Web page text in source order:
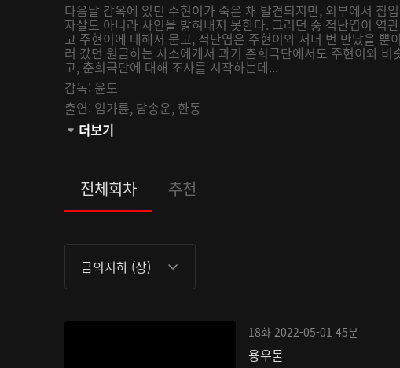
다음날 감옥에 있던 주현이가 죽은 채 발견되지만, 외부에서 침
자살도 아니라 사인을 밝혀내지 못한다. 그러던 중 적난엽이 역
고 주현이에 대해서 묻고, 적난엽은 주현이와 서너 번 만났을 뿐
러 갔던 원금하는 사소에게서 과거 춘희극단에서도 주현이와
고, 춘희극단에 대해 조사를 시작하는데...
감독: 윤도
출연: 임가륜, 담송운, 한동
관람등급:
더보기
전체회차 추천
금의지하 (상)
18화 2022-05-01 45분
용우물